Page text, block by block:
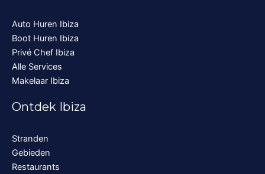
Auto Huren Ibiza
Boot Huren Ibiza
Privé Chef Ibiza
Alle Services
Makelaar Ibiza
Ontdek Ibiza
Stranden
Gebieden
Restaurants